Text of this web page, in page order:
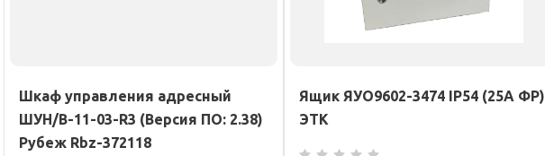
Шкаф управления адресный
ШУН/В-11-03-R3 (Версия ПО: 2.38)
Рубеж Rbz-372118
Ящик ЯУО9602-3474 IP54 (25А ФР)
ЭТК